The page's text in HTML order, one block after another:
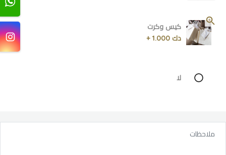
كيس وكرت
دك 1.000 +
لا
ملاحظات